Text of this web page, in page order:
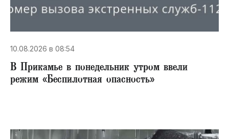
10.08.2026 в 08:54
В Прикамье в понедельник утром ввели
режим «Беспилотная опасность»